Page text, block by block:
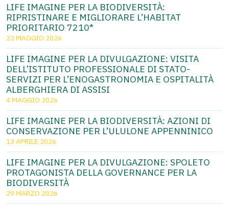
LIFE IMAGINE PER LA BIODIVERSITÀ:
RIPRISTINARE E MIGLIORARE L’HABITAT
PRIORITARIO 7210*
22 MAGGIO 2026
LIFE IMAGINE PER LA DIVULGAZIONE: VISITA
DELL’ISTITUTO PROFESSIONALE DI STATO-
SERVIZI PER L’ENOGASTRONOMIA E OSPITALITÀ
ALBERGHIERA DI ASSISI
4 MAGGIO 2026
LIFE IMAGINE PER LA BIODIVERSITÀ: AZIONI DI
CONSERVAZIONE PER L’ULULONE APPENNINICO
13 APRILE 2026
LIFE IMAGINE PER LA DIVULGAZIONE: SPOLETO
PROTAGONISTA DELLA GOVERNANCE PER LA
BIODIVERSITÀ
29 MARZO 2026